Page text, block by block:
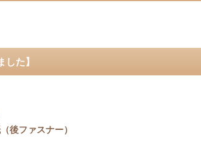
した】
後ファスナー）